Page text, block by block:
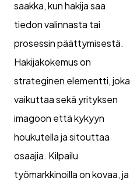
saakka, kun hakija saa
tiedon valinnasta tai
prosessin päättymisestä.
Hakijakokemus on
strateginen elementti, joka
vaikuttaa sekä yrityksen
imagoon että kykyyn
houkutella ja sitouttaa
osaajia. Kilpailu
työmarkkinoilla on kovaa, ja